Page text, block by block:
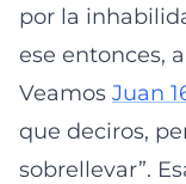
por la
ese entonces,
Veamos Juan
que deciros,
sobrellevar”.